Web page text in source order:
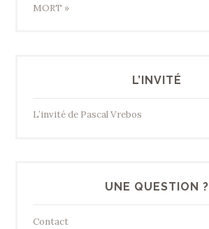
MORT »
L’INVITÉ
L’invité de Pascal Vrebos
UNE QUESTION ?
Contact